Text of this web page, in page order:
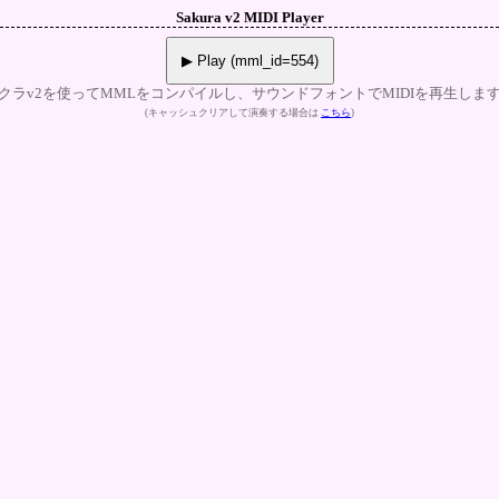
Sakura v2 MIDI Player
▶ Play (mml_id=554)
ラv2を使ってMMLをコンパイルし、サウンドフォントでMIDIを再生しま
(キャッシュクリアして演奏する場合は こちら)